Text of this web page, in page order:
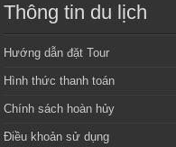
Thông tin du lịch
Hướng dẫn đặt Tour
Hình thức thanh toán
Chính sách hoàn hủy
Điều khoản sử dụng